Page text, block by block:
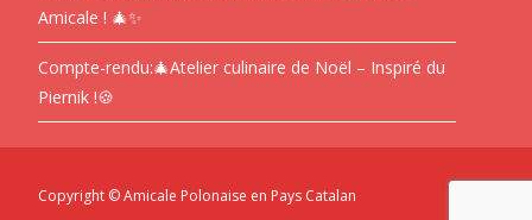
Amicale ! 🎄✨
Compte-rendu:🎄Atelier culinaire de Noël – Inspiré du
Piernik !🍪
Copyright © Amicale Polonaise en Pays Catalan